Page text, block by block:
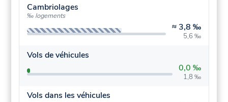
Cambriolages
‰ logements
≈ 3,8 ‰
5,6 ‰
Vols de véhicules
0,0 ‰
1,8 ‰
Vols dans les véhicules